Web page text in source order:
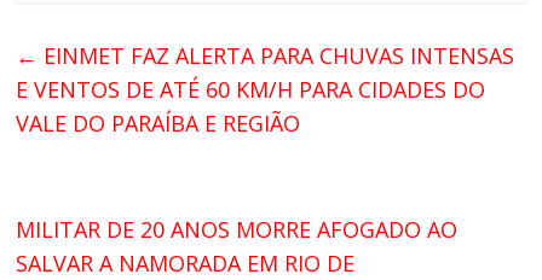
← EINMET FAZ ALERTA PARA CHUVAS INTENSAS
E VENTOS DE ATÉ 60 KM/H PARA CIDADES DO
VALE DO PARAÍBA E REGIÃO
MILITAR DE 20 ANOS MORRE AFOGADO AO
SALVAR A NAMORADA EM RIO DE